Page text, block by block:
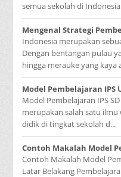
semua sekolah di Indonesia
Mengenal Strategi
Indonesia merupakan
Dengan bentangan pulau
hingga merauke yang kaya
Model Pembelajaran IPS
Model Pembelajaran IPS
merupakan salah satu
didik di tingkat sekolah d...
Contoh Makalah Model
Contoh Makalah Model
Latar Belakang